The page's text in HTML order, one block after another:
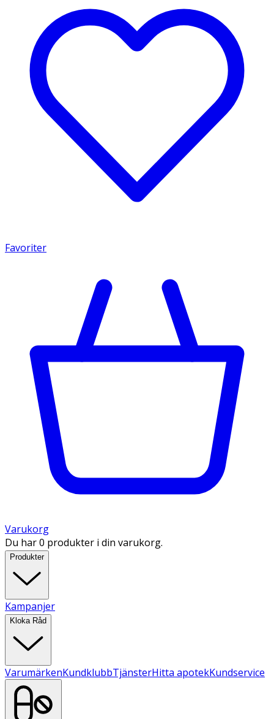
Favoriter
Varukorg
Du har 0 produkter i din varukorg.
Produkter
Kampanjer
Kloka Råd
VarumärkenKundklubbTjänsterHitta apotekKundservice